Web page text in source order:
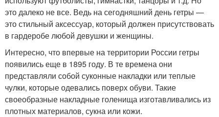
это далеко не все. Ведь на сегодняшний день гетры —
это стильный аксессуар, который должен присутствовать
в гардеробе любой девушки и женщины.
Интересно, что впервые на территории России гетры
появились еще в 1895 году. В те времена они
представляли собой суконные накладки или теплые
чулки, которые одевались поверх обуви. Такие
своеобразные накладные голенища изготавливались из
плотных материалов, сукна или кожи.